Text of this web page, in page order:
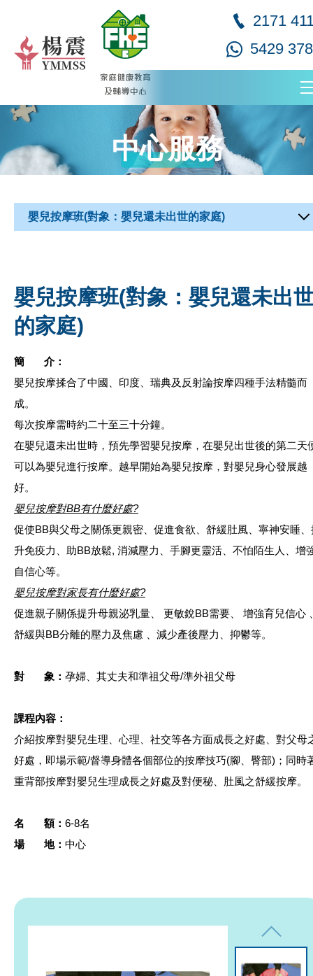
2171
5429
中心服務
嬰兒按摩班(對象：嬰兒還未出世的家庭)
嬰兒按摩班(對象：嬰兒還未出
的家庭)
簡 介：
嬰兒按摩揉合了中國、印度、瑞典及反射論按摩四種手法精髓而
成。
每次按摩需時約二十至三十分鐘。
在嬰兒還未出世時，預先學習嬰兒按摩，在嬰兒出世後的第二天
可以為嬰兒進行按摩。越早開始為嬰兒按摩，對嬰兒身心發展越
好。
嬰兒按摩對BB有什麼好處?
促使BB與父母之關係更親密、促進食欲、舒緩肚風、寧神安睡、
升免疫力、助BB放鬆, 消減壓力、手腳更靈活、不怕陌生人、增
自信心等。
嬰兒按摩對家長有什麼好處?
促進親子關係提升母親泌乳量、 更敏銳BB需要、 增強育兒信心
舒緩與BB分離的壓力及焦慮 、減少產後壓力、抑鬱等。
對 象： 孕婦、其丈夫和準祖父母/準外祖父母
課程內容：
介紹按摩對嬰兒生理、心理、社交等各方面成長之好處、對父母
好處，即場示範/督導身體各個部位的按摩技巧(腳、臀部)；同時
重背部按摩對嬰兒生理成長之好處及對便秘、肚風之舒緩按摩。
名 額： 6-8名
場 地： 中心